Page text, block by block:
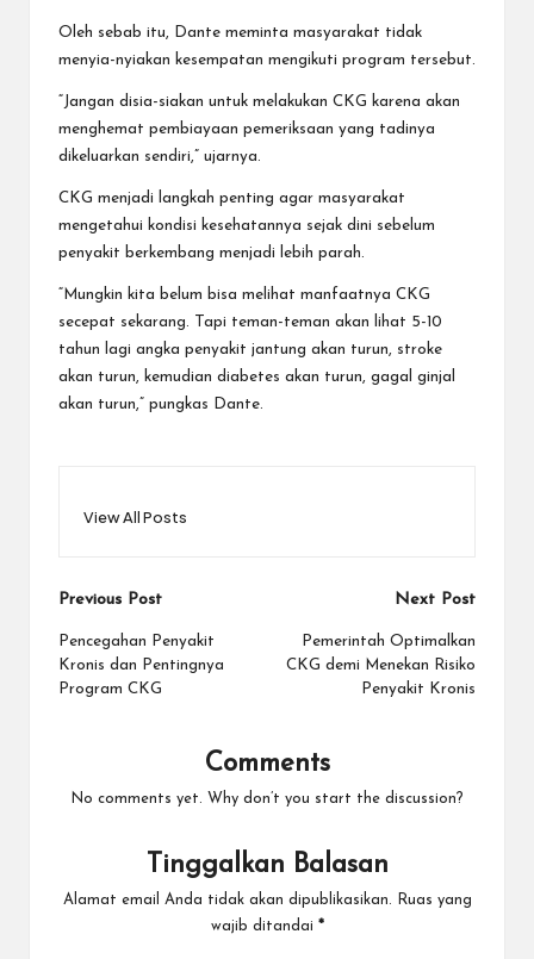
Oleh sebab itu, Dante meminta masyarakat tidak
menyia-nyiakan kesempatan mengikuti program tersebut.
“Jangan disia-siakan untuk melakukan CKG karena akan
menghemat pembiayaan pemeriksaan yang tadinya
dikeluarkan sendiri,” ujarnya.
CKG menjadi langkah penting agar masyarakat
mengetahui kondisi kesehatannya sejak dini sebelum
penyakit berkembang menjadi lebih parah.
“Mungkin kita belum bisa melihat manfaatnya CKG
secepat sekarang. Tapi teman-teman akan lihat 5-10
tahun lagi angka penyakit jantung akan turun, stroke
akan turun, kemudian diabetes akan turun, gagal ginjal
akan turun,” pungkas Dante.
View All Posts
Post
navigation
Previous Post
Pencegahan Penyakit
Kronis dan Pentingnya
Program CKG
Next Post
Pemerintah Optimalkan
CKG demi Menekan Risiko
Penyakit Kronis
Comments
No comments yet. Why don’t you start the discussion?
Tinggalkan Balasan
Alamat email Anda tidak akan dipublikasikan.
Ruas yang
wajib ditandai *